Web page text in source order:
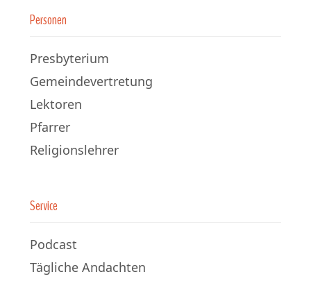
Personen
Presbyterium
Gemeindevertretung
Lektoren
Pfarrer
Religionslehrer
Service
Podcast
Tägliche Andachten